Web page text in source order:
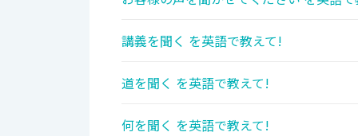
講義を聞く を英語で教えて!
道を聞く を英語で教えて!
何を聞く を英語で教えて!